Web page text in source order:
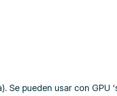
Se pueden usar con GPU